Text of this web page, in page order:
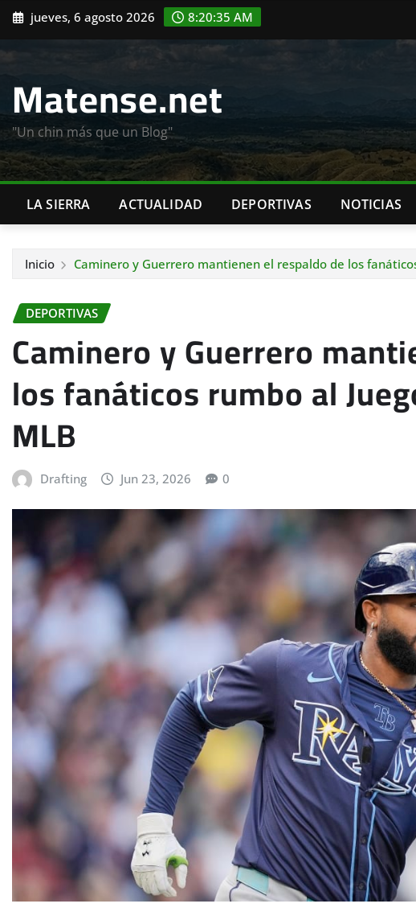
Saltar
contenido
jueves, 6 agosto 2026 8:20:36 AM
Matense.net
"Un chin más que un Blog"
LA SIERRA ACTUALIDAD DEPORTIVAS NOTICIAS
Inicio Caminero y Guerrero mantienen el respaldo de los
DEPORTIVAS
Caminero y Guerrero
los fanáticos rumbo al
MLB
Drafting Jun 23, 2026 0